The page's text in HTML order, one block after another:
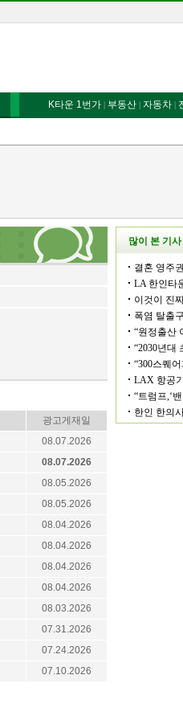
K타운 1번가 | 부동산 | 자동차 |
광고게재일
08.07.2026
08.07.2026
08.05.2026
08.05.2026
08.04.2026
08.04.2026
08.04.2026
08.04.2026
08.03.2026
07.31.2026
07.24.2026
07.10.2026